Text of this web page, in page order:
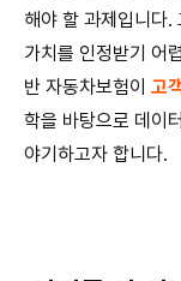
해야 할 과제입니다.
가치를 인정받기 어
반 자동차보험이 고
학을 바탕으로 데이
야기하고자 합니다.